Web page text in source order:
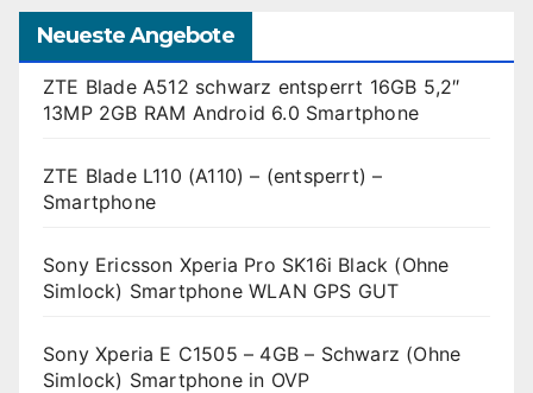
Neueste Angebote
ZTE Blade A512 schwarz entsperrt 16GB 5,2″
13MP 2GB RAM Android 6.0 Smartphone
ZTE Blade L110 (A110) – (entsperrt) –
Smartphone
Sony Ericsson Xperia Pro SK16i Black (Ohne
Simlock) Smartphone WLAN GPS GUT
Sony Xperia E C1505 – 4GB – Schwarz (Ohne
Simlock) Smartphone in OVP